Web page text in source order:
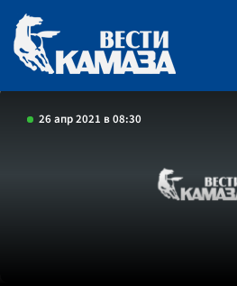
26 апр 2021 в 08:30